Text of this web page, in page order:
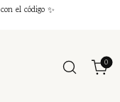
el código ✨
0